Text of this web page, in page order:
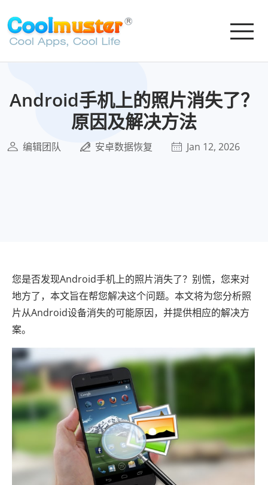
Android手机上的照片消失了？
原因及解决方法
编辑团队 安卓数据恢复 Jan 12, 2026
您是否发现Android手机上的照片消失了？别慌，您来对
地方了，本文旨在帮您解决这个问题。本文将为您分析照
片从Android设备消失的可能原因，并提供相应的解决方
案。